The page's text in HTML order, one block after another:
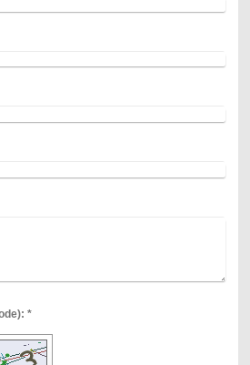
Captcha (Spam-Schutz-Code): *